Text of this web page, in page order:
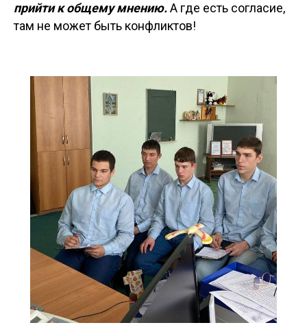
прийти к общему мнению.А где есть согласие,
там не может быть конфликтов!